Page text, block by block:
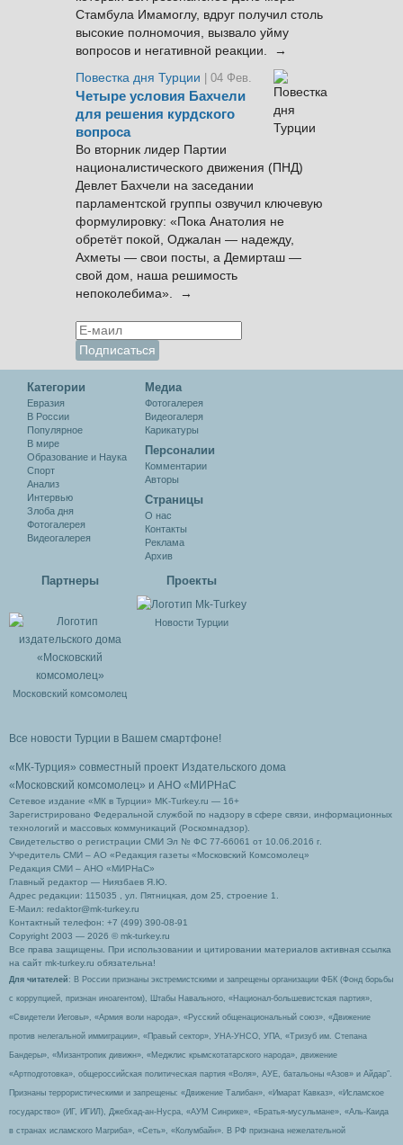
Стамбула Имамоглу, вдруг получил столь
высокие полномочия, вызвало уйму
вопросов и негативной реакции. →
Повестка дня Турции
| 04 Фев.
Четыре условия Бахчели
для решения курдского
вопроса
Во вторник лидер Партии
националистического движения (ПНД)
Девлет Бахчели на заседании
парламентской группы озвучил ключевую
формулировку: «Пока Анатолия не
обретёт покой, Оджалан — надежду,
Ахметы — свои посты, а Демирташ —
свой дом, наша решимость
непоколебима». →
Категории
Евразия
В России
Популярное
В мире
Образование и Наука
Спорт
Анализ
Интервью
Злоба дня
Фотогалерея
Видеогалерея
Медиа
Фотогалерея
Видеогалеря
Карикатуры
Персоналии
Комментарии
Авторы
Cтраницы
О нас
Контакты
Реклама
Архив
Партнеры
Московский комсомолец
Проекты
Новости Турции
Все новости Турции в Вашем смартфоне!
«МК-Турция» совместный проект Издательского дома
«Московский комсомолец» и АНО «МИРНаС
Сетевое издание «МК в Турции» MK-Turkey.ru — 16+
Зарегистрировано Федеральной службой по надзору в сфере связи, информационных
технологий и массовых коммуникаций (Роскомнадзор).
Свидетельство о регистрации СМИ Эл № ФС 77-66061 от 10.06.2016 г.
Учредитель СМИ – АО «Редакция газеты «Московский Комсомолец»
Редакция СМИ – АНО «МИРНаС»
Главный редактор — Ниязбаев Я.Ю.
Адрес редакции: 115035 , ул. Пятницкая, дом 25, строение 1.
Е-Маил: redaktor@mk-turkey.ru
Контактный телефон: +7 (499) 390-08-91
Copyright 2003 — 2026 © mk-turkey.ru
Все права защищены. При использовании и цитировании материалов активная ссылка
на сайт mk-turkey.ru обязательна!
Для читателей : В России признаны экстремистскими и запрещены организации ФБК (Фонд борьбы
с коррупцией, признан иноагентом), Штабы Навального, «Национал-большевистская партия»,
«Свидетели Иеговы», «Армия воли народа», «Русский общенациональный союз», «Движение
против нелегальной иммиграции», «Правый сектор», УНА-УНСО, УПА, «Тризуб им. Степана
Бандеры», «Мизантропик дивижн», «Меджлис крымскотатарского народа», движение
«Артподготовка», общероссийская политическая партия «Воля», АУЕ, батальоны «Азов» и Айдар″.
Признаны террористическими и запрещены: «Движение Талибан», «Имарат Кавказ», «Исламское
государство» (ИГ, ИГИЛ), Джебхад-ан-Нусра, «АУМ Синрике», «Братья-мусульмане», «Аль-Каида
в странах исламского Магриба», «Сеть», «Колумбайн». В РФ признана нежелательной